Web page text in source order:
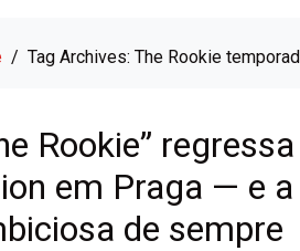
Tag Archives: The Rookie
Rookie”
em Praga — e
de sempre